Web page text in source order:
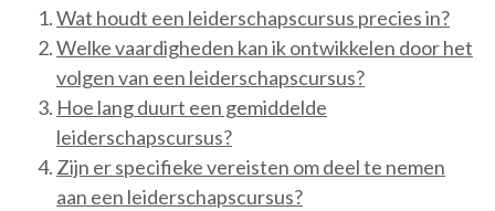
Wat houdt een leiderschapscursus precies in?
Welke vaardigheden kan ik ontwikkelen door het
volgen van een leiderschapscursus?
Hoe lang duurt een gemiddelde
leiderschapscursus?
Zijn er specifieke vereisten om deel te nemen
aan een leiderschapscursus?